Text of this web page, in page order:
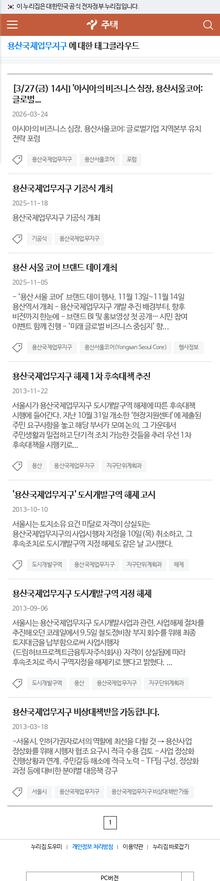
이 누리집은 대한민국 공식 전자정부 누리집입니다.
주택
용산국제업무지구에 대한 태그클라우드
[3/27(금) 14시] '아시아의 비즈니스 심장, 용산서울코어:
글로벌...
2026-03-24
아시아의 비즈니스 심장, 용산서울코어: 글로벌기업 지역본부 유치
전략 포럼
용산국제업무지구 용산서울코어 포럼
용산국제업무지구 기공식 개최
2025-11-18
용산국제업무지구 기공식 개최
기공식 용산국제업무지구
용산 서울 코어 브랜드 데이 개최
2025-11-05
- ‘용산 서울 코어’ 브랜드 데이 행사, 11월 13일~11월 14일
용산역서 개최 - 용산국제업무지구 개발 추진 배경부터, 향후
비전까지 한눈에 - 브랜드 BI 및 홍보영상 첫 공개… 시민 참여
이벤트 함께 진행 - ‘미래 글로벌 비즈니스 중심지’ 향...
용산국제업무지구 용산서울코어(Yongsan Seoul Core) 행사정보
용산국제업무지구 해제 1차 후속대책 추진
2013-11-22
서울시가 용산국제업무지구 도시개발구역 해제에 따른 후속대책
시행에 들어간다. 지난 10월 31일 개소한 ‘현장지원센터’에 제출된
주민 요구사항을 놓고 해당 부서가 모여 논의, 그 가운데서
주민생활과 밀접하고 단기적 조치 가능한 것들을 추려 우선 1차
후속대책을 시행키로...
용산 용산국제업무지구 지구단위계획과
'용산국제업무지구' 도시개발구역 해제 고시
2013-10-10
서울시는 토지소유 요건 미달로 자격이 상실되는
용산국제업무지구의 사업시행자 지정을 10일(목) 취소하고, 그
후속조치로 도시개발구역 지정 해제도 같은 날 고시했다.
도시개발구역 용산국제업무지구 지구단위계획과 해제
용산국제업무지구 도시개발구역 지정 해제
2013-09-06
서울시는 용산국제업무지구 도시개발사업과 관련, 사업해제 절차를
추진해오던 코레일에서 9.5일 철도정비창 부지 회수를 위해 최종
토지대금을 납부함으로써 사업시행자
(드림허브프로젝트금융투자주식회사) 자격이 상실됨에 따라
후속조치로 즉시 구역지정을 해제키로 했다고 밝혔다. ...
도시개발구역 용산 용산국제업무지구 지구단위계획과
용산국제업무지구 비상대책반을 가동합니다.
2013-03-18
-서울시, 인허가권자로서의 역할에 최선을 다할 것 → 용산사업
정상화를 위해 시행자 협조 요구시 적극 수용 검토 - 사업 정상화
진행상황과 연계, 주민갈등 해소에 적극 노력 - TF팀 구성, 정상화
과정 등에 대비한 분야별 대응책 강구
서울시 용산국제업무지구 용산국제업무지구 비상대책반 가동
1
누리집 도우미 개인정보 처리방침 이용약관 누리집 바로잡기
PC버전